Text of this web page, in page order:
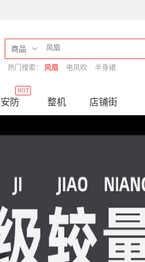
商品
热门搜索： 风扇 电风吹 半身裙
安防
HOT
整机 店铺街